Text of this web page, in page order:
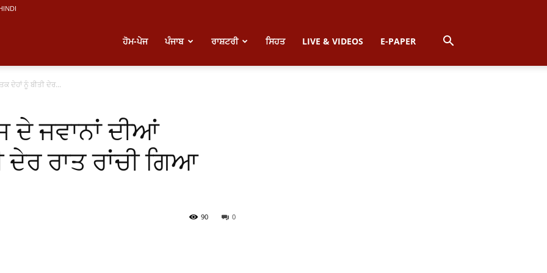
ਹੋਮ-ਪੇਜ ਪੰਜਾਬ ਰਾਸ਼ਟਰੀ ਸਿਹਤ LIVE & VIDEOS E-PAPER
ਦੇਹਾਂ ਨੂੰ ਬੀਤੀ ਦੇਰ...
ਦੇ ਜਵਾਨਾਂ ਦੀਆਂ
ਦੇਰ ਰਾਤ ਰਾਂਚੀ ਗਿਆ
0
90